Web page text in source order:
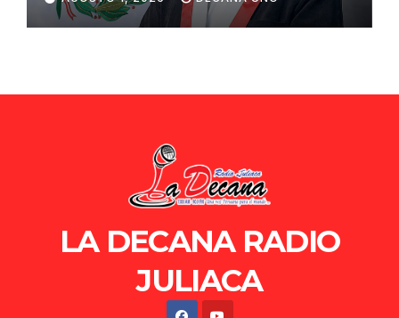
de Ollanta Humala
LA DECANA RADIO
JULIACA